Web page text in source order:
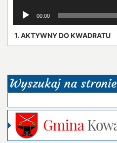
00:00
1. AKTYWNY DO KWADRATU
Wyszukaj na stronie